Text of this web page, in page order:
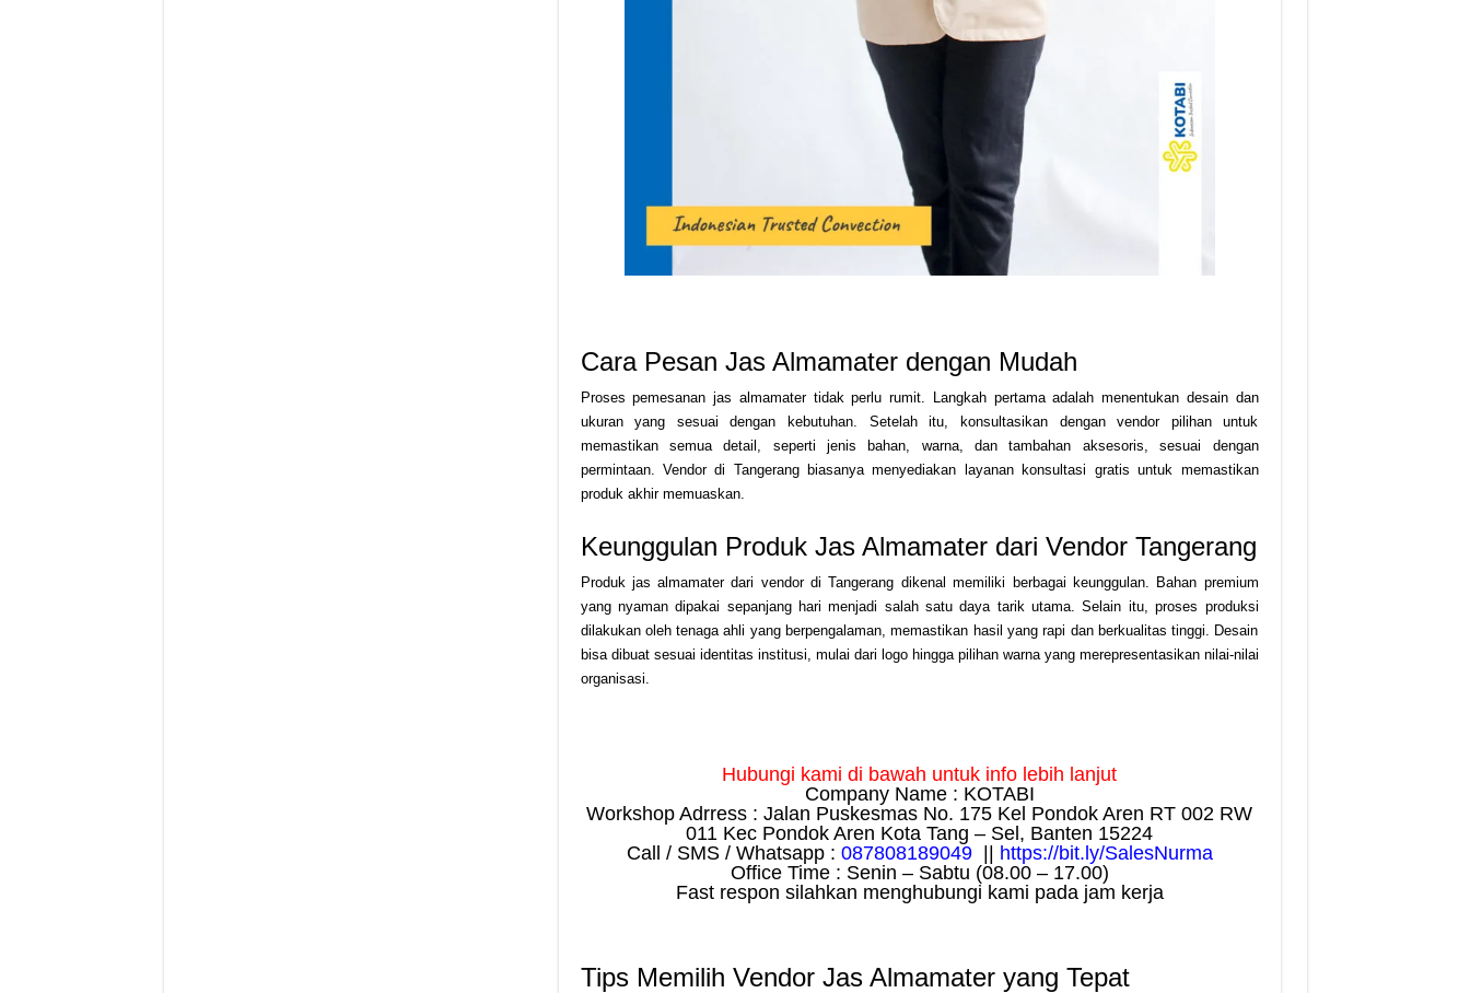
Cara Pesan Jas Almamater dengan Mudah
Proses pemesanan jas almamater tidak perlu rumit. Langkah pertama adalah menentukan desain dan
ukuran yang sesuai dengan kebutuhan. Setelah itu, konsultasikan dengan vendor pilihan untuk
memastikan semua detail, seperti jenis bahan, warna, dan tambahan aksesoris, sesuai dengan
permintaan. Vendor di Tangerang biasanya menyediakan layanan konsultasi gratis untuk memastikan
produk akhir memuaskan.
Keunggulan Produk Jas Almamater dari Vendor Tangerang
Produk jas almamater dari vendor di Tangerang dikenal memiliki berbagai keunggulan. Bahan premium
yang nyaman dipakai sepanjang hari menjadi salah satu daya tarik utama. Selain itu, proses produksi
dilakukan oleh tenaga ahli yang berpengalaman, memastikan hasil yang rapi dan berkualitas tinggi. Desain
bisa dibuat sesuai identitas institusi, mulai dari logo hingga pilihan warna yang merepresentasikan nilai-nilai
organisasi.
Hubungi kami di bawah untuk info lebih lanjut
Company Name : KOTABI
Workshop Adrress : Jalan Puskesmas No. 175 Kel Pondok Aren RT 002 RW
011 Kec Pondok Aren Kota Tang – Sel, Banten 15224
Call / SMS / Whatsapp : 087808189049||
https://bit.ly/SalesNurma
Office Time : Senin – Sabtu (08.00 – 17.00)
Fast respon silahkan menghubungi kami pada jam kerja
Tips Memilih Vendor Jas Almamater yang Tepat